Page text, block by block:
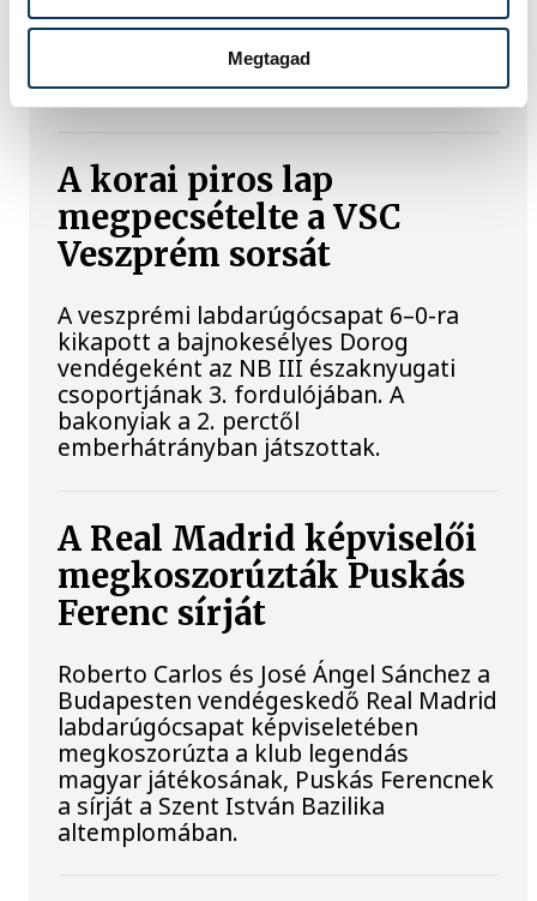
Megtagad
A Ferencvárosi TC labdarúgócsapata 2-
1-re kikapott szombaton a Real
Madridtól barátságos mérkőzésen a
Groupama Arénában.
A korai piros lap
megpecsételte a VSC
Veszprém sorsát
A veszprémi labdarúgócsapat 6–0-ra
kikapott a bajnokesélyes Dorog
vendégeként az NB III északnyugati
csoportjának 3. fordulójában. A
bakonyiak a 2. perctől
emberhátrányban játszottak.
A Real Madrid képviselői
megkoszorúzták Puskás
Ferenc sírját
Roberto Carlos és José Ángel Sánchez a
Budapesten vendégeskedő Real Madrid
labdarúgócsapat képviseletében
megkoszorúzta a klub legendás
magyar játékosának, Puskás Ferencnek
a sírját a Szent István Bazilika
altemplomában.